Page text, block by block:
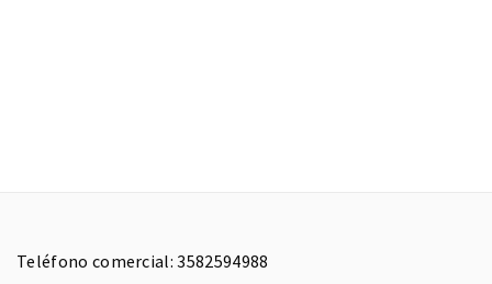
Teléfono comercial: 3582594988